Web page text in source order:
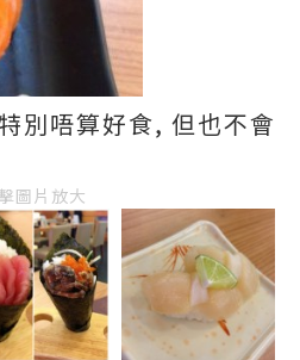
別唔算好食, 但也不會
圖片放大